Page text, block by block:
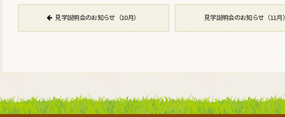
見学説明会のお知らせ（10月） 見学説明会のお知らせ（11月）